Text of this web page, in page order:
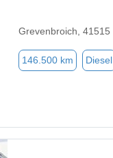
Grevenbroich, 41515
146.500 km Diesel